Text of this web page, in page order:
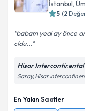
İstanbul,
5 (2
babam yedi ay önce
oldu...
Hisar Intercontinental
Saray, Hisar
En Yakın Saatler